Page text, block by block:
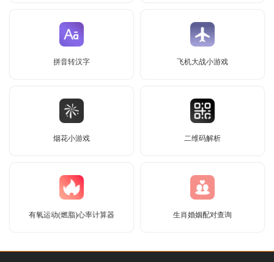
拼音转汉字 飞机大战小游戏
烟花小游戏 二维码解析
有氧运动(燃脂)心率计算器 生肖婚姻配对查询